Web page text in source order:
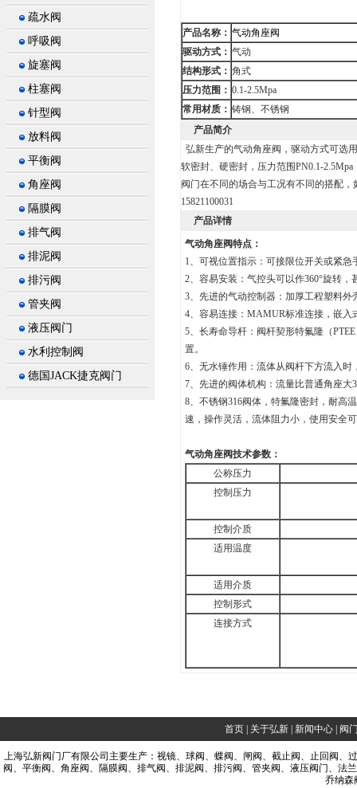
疏水阀
呼吸阀
旋塞阀
柱塞阀
针型阀
放料阀
平衡阀
角座阀
隔膜阀
排气阀
排泥阀
排污阀
管夹阀
液压阀门
水利控制阀
德国JACK捷克阀门
产品名称： 气动角座阀
驱动方式： 气动
结构形式： 角式
压力范围： 0.1-2.5Mpa
常用材质： 铸钢、不锈钢
产品简介
弘新生产的气动角座阀，驱动方式可选
软密封、硬密封，压力范围PN0.1-
阀门在不同的场合与工况有不同的搭配
15821100031
产品详情
气动角座阀特点：
1、可视位置指示：可接限位开关或紧
2、容易安装：气控头可以作360°旋转
3、先进的气动控制器：加厚工程塑料
4、容易连接：MAMUR标准连接，嵌
5、长寿命导杆：阀杆契形特氟隆（
置。
6、无水锤作用：流体从阀杆下方流入
7、先进的阀体机构：流量比普通角座
8、不锈钢316阀体，特氟隆密封，耐高
速，操作灵活，流体阻力小，使用安全
气动角座阀技术参数：
公称压力
控制压力
控制介质
适用温度
适用介质
控制形式
连接方式
首页 关于弘新 新闻中心 阀
上海弘新阀门厂有限公司主要生产： 视镜、 球阀、 蝶阀、 闸阀、截止阀、止回阀、
阀、平衡阀、角座阀、隔膜阀、排气阀、排泥阀、排污阀、管夹阀、液压阀门、法
乔纳森